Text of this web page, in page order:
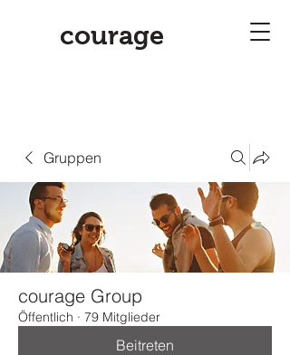
courage
Gruppen
courage Group
Öffentlich · 79 Mitglieder
Beitreten